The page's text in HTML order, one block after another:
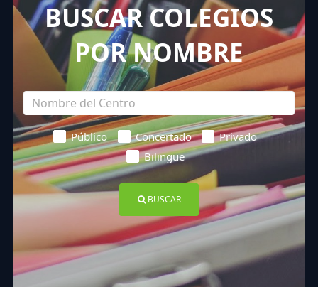
BUSCAR COLEGIOS
POR NOMBRE
Público Concertado
Privado
Bilingüe
BUSCAR